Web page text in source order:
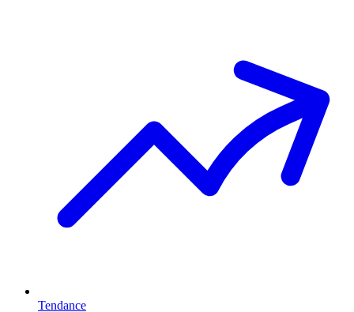
Tendance